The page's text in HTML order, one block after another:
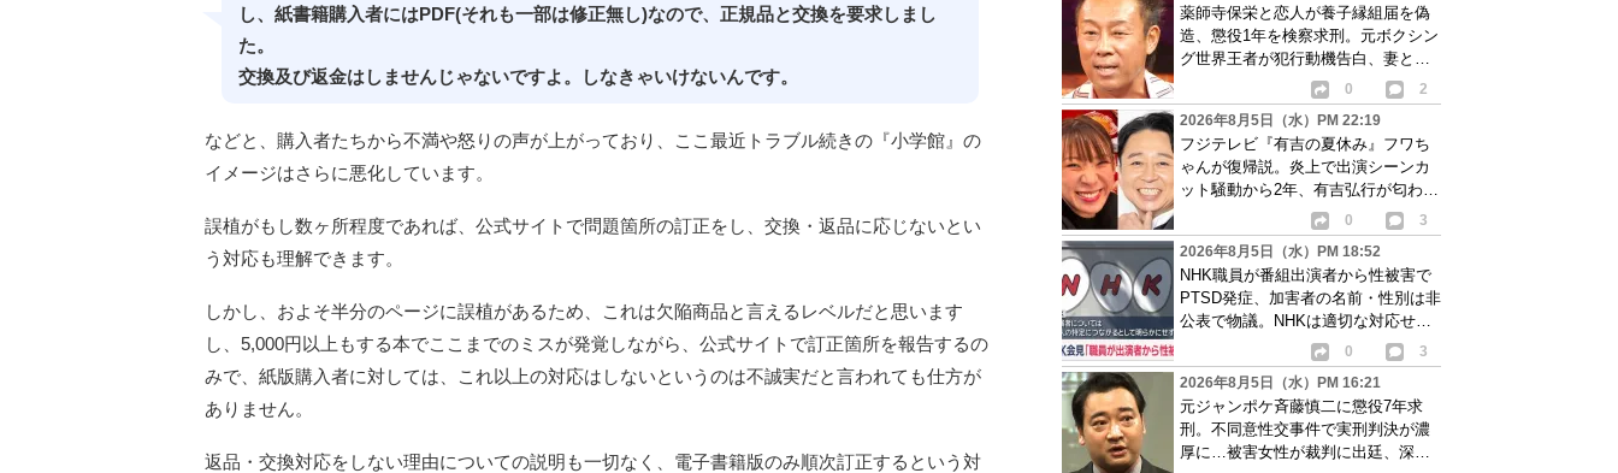
し、紙書籍購入者にはPDF(それも一部は修正無し)なので、正規品と交換を要求しまし
た。
交換及び返金はしませんじゃないですよ。しなきゃいけないんです。
などと、購入者たちから不満や怒りの声が上がっており、ここ最近トラブル続きの『小学館』の
イメージはさらに悪化しています。
誤植がもし数ヶ所程度であれば、公式サイトで問題箇所の訂正をし、交換・返品に応じないとい
う対応も理解できます。
しかし、およそ半分のページに誤植があるため、これは欠陥商品と言えるレベルだと思います
し、5,000円以上もする本でここまでのミスが発覚しながら、公式サイトで訂正箇所を報告するの
みで、紙版購入者に対しては、これ以上の対応はしないというのは不誠実だと言われても仕方が
ありません。
返品・交換対応をしない理由についての説明も一切なく、電子書籍版のみ順次訂正するという対
薬師寺保栄と恋人が養子縁組届を偽
造、懲役1年を検察求刑。元ボクシン
グ世界王者が犯行動機告白、妻と離
0
2
2026年8月5日（水）PM 22:19
フジテレビ『有吉の夏休み』フワち
ゃんが復帰説。炎上で出演シーンカ
ット騒動から2年、有吉弘行が匂わせ
0
3
2026年8月5日（水）PM 18:52
NHK職員が番組出演者から性被害で
PTSD発症、加害者の名前・性別は非
公表で物議。NHKは適切な対応せず
0
3
2026年8月5日（水）PM 16:21
元ジャンポケ斉藤慎二に懲役7年求
刑。不同意性交事件で実刑判決が濃
厚に…被害女性が裁判に出廷、深刻